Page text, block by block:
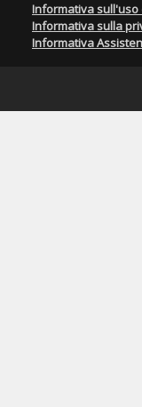
Informativa sull'uso
Informativa sulla
Informativa